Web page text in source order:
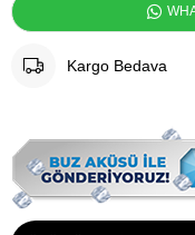
Kargo Bedava